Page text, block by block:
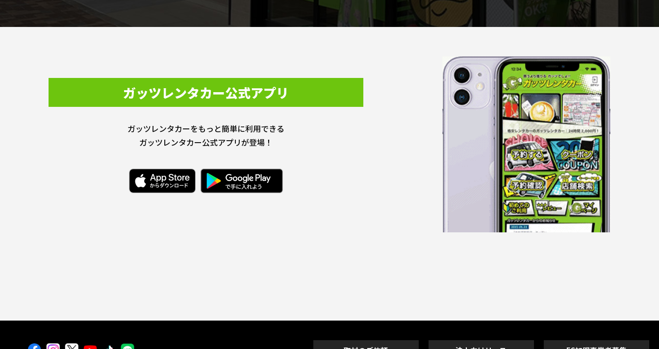
ガッツレンタカー公式アプリ
ガッツレンタカーをもっと簡単に利用できる
ガッツレンタカー公式アプリが登場！